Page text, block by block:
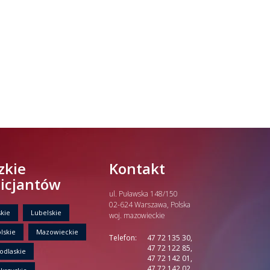
Lubelskie
Mazowieckie
Kontakt
ul. Puławska 148/150
02-624 Warszawa, Polska
woj. mazowieckie
Telefon:
47 72 135 30,
47 72 122 85,
47 72 142 01,